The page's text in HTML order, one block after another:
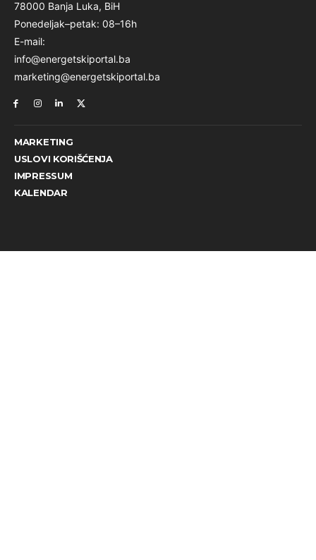
78000 Banja Luka, BiH
Ponedeljak–petak: 08–16h
E-mail:
info@energetskiportal.ba
marketing@energetskiportal.ba
MARKETING
USLOVI KORIŠĆENJA
IMPRESSUM
KALENDAR